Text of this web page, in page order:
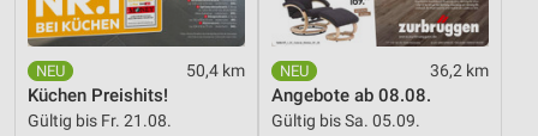
50,4 km
Küchen Preishits!
Gültig bis Fr. 21.08.
36,2 km
Angebote ab 08.08.
Gültig bis Sa. 05.09.